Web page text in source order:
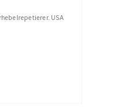
USA